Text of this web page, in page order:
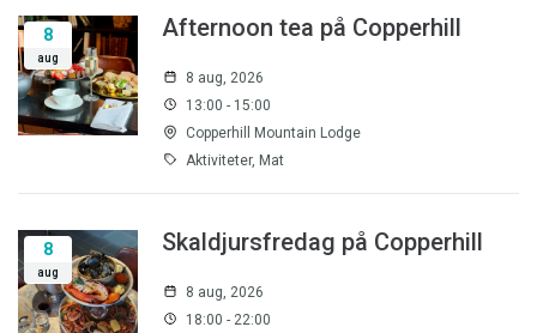
8
aug
Afternoon tea på Copperhill
8 aug, 2026
13:00 - 15:00
Copperhill Mountain Lodge
Aktiviteter, Mat
8
aug
Skaldjursfredag på Copperhill
8 aug, 2026
18:00 - 22:00